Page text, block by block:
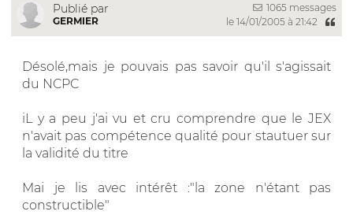
Publié par
GERMIER
1065 messages
le 14/01/2005 à 21:42
Désolé,mais je pouvais pas savoir qu'il s'agissait
du NCPC
iL y a peu j'ai vu et cru comprendre que le JEX
n'avait pas compétence qualité pour stautuer sur
la validité du titre
Mai je lis avec intérêt :"la zone n'étant pas
constructible"